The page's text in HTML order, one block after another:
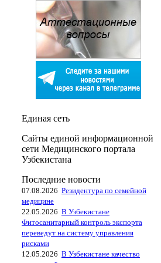
Единая сеть
Сайты единой информационной
сети Медицинского портала
Узбекистана
Последние новости
07.08.2026 Резидентура по семейной
медицине
22.05.2026 В Узбекистане
Фитосанитарный контроль экспорта
переведут на систему управления
рисками
12.05.2026 В Узбекистане качество